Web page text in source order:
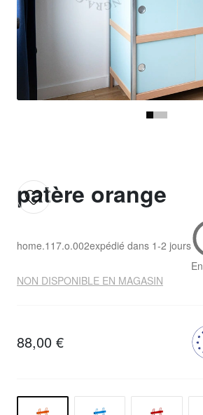
patère orange
home.117.o.002expédié dans 1-2 jours
NON DISPONIBLE EN MAGASIN
88,00 €